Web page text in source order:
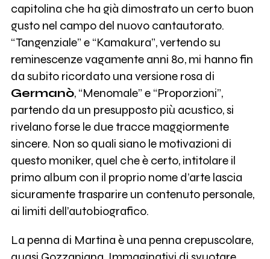
capitolina che ha già dimostrato un certo buon
gusto nel campo del nuovo cantautorato.
“Tangenziale” e “Kamakura”, vertendo su
reminescenze vagamente anni 80, mi hanno fin
da subito ricordato una versione rosa di
Germanò, “Menomale” e “Proporzioni”,
partendo da un presupposto più acustico, si
rivelano forse le due tracce maggiormente
sincere. Non so quali siano le motivazioni di
questo moniker, quel che è certo, intitolare il
primo album con il proprio nome d’arte lascia
sicuramente trasparire un contenuto personale,
ai limiti dell’autobiografico.
La penna di Martina è una penna crepuscolare,